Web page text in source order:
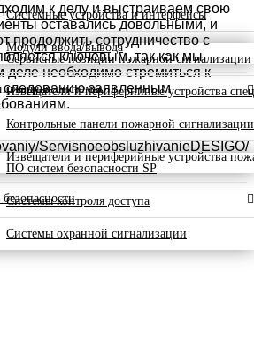
Системные устройства и интерфейсы
Модули ввода/вывода
системы
Сервисные позиции пожарной сигнализации
Извещатели и периферийные устройства
Контрольные панели пожарной сигнализации
Извещатели и периферийные устройства
ПО систем безопасности SP
Системы контроля доступа
Системы охранной сигнализации
к делу и выстраиваем свою
оставались довольными, и
продолжить сотрудничество с
ключевым, так как мы
деле необходимо стремиться к
следованию заявленным
ServisnoeobsluzhivanieDESIGO/